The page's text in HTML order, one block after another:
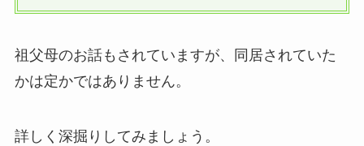
祖父母のお話もされていますが、同居されていた
かは定かではありません。
詳しく深掘りしてみましょう。